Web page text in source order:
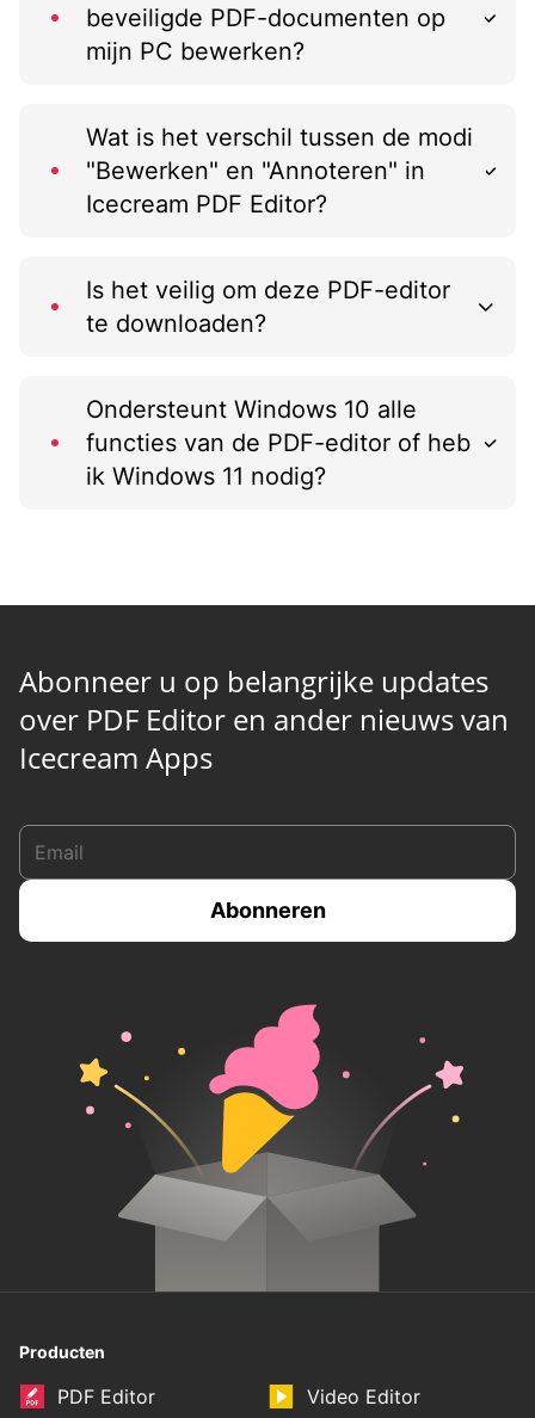
beveiligde PDF-documenten op
mijn PC bewerken?
Wat is het verschil tussen de modi
"Bewerken" en "Annoteren" in
Icecream PDF Editor?
Is het veilig om deze PDF-editor
te downloaden?
Ondersteunt Windows 10 alle
functies van de PDF-editor of heb
ik Windows 11 nodig?
Abonneer u op belangrijke updates
over PDF Editor en ander nieuws van
Icecream Apps
Producten
PDF Editor
Video Editor